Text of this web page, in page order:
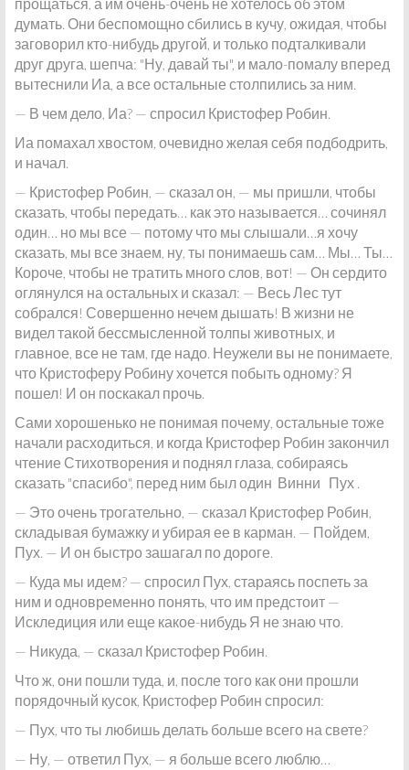
думать. Они беспомощно сбились в кучу, ожидая, чтобы
заговорил кто-нибудь другой, и только подталкивали
друг друга, шепча: "Ну, давай ты", и мало-помалу вперед
вытеснили Иа, а все остальные столпились за ним.
— В чем дело, Иа? — спросил Кристофер Робин.
Иа помахал хвостом, очевидно желая себя подбодрить,
и начал.
— Кристофер Робин, — сказал он, — мы пришли, чтобы
сказать, чтобы передать… как это называется… сочинял
один… но мы все — потому что мы слышали…я хочу
сказать, мы все знаем, ну, ты понимаешь сам… Мы… Ты…
Короче, чтобы не тратить много слов, вот! — Он сердито
оглянулся на остальных и сказал: — Весь Лес тут
собрался! Совершенно нечем дышать! В жизни не
видел такой бессмысленной толпы животных, и
главное, все не там, где надо. Неужели вы не понимаете,
что Кристоферу Робину хочется побыть одному? Я
пошел! И он поскакал прочь.
Сами хорошенько не понимая почему, остальные тоже
начали расходиться, и когда Кристофер Робин закончил
чтение Стихотворения и поднял глаза, собираясь
сказать "спасибо", перед ним был один Винни Пух .
— Это очень трогательно, — сказал Кристофер Робин,
складывая бумажку и убирая ее в карман. — Пойдем,
Пух. — И он быстро зашагал по дороге.
— Куда мы идем? — спросил Пух, стараясь поспеть за
ним и одновременно понять, что им предстоит —
Искледиция или еще какое-нибудь Я не знаю что.
— Никуда, — сказал Кристофер Робин.
Что ж, они пошли туда, и, после того как они прошли
порядочный кусок, Кристофер Робин спросил:
— Пух, что ты любишь делать больше всего на свете?
— Ну, — ответил Пух, — я больше всего люблю…